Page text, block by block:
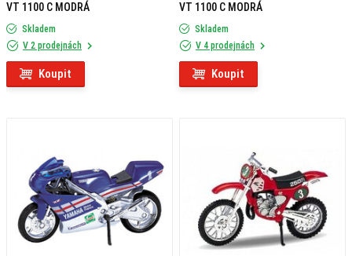
VT 1100 C MODRÁ
Skladem
V 2 prodejnách
Koupit
VT 1100 C MODRÁ
Skladem
V 4 prodejnách
Koupit